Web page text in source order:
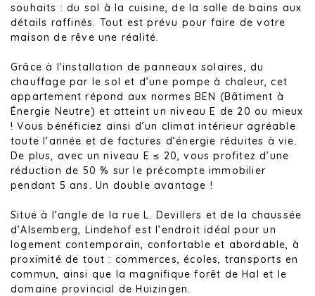
souhaits : du sol à la cuisine, de la salle de bains aux
détails raffinés. Tout est prévu pour faire de votre
maison de rêve une réalité.
Grâce à l’installation de panneaux solaires, du
chauffage par le sol et d’une pompe à chaleur, cet
appartement répond aux normes BEN (Bâtiment à
Énergie Neutre) et atteint un niveau E de 20 ou mieux
! Vous bénéficiez ainsi d’un climat intérieur agréable
toute l’année et de factures d’énergie réduites à vie.
De plus, avec un niveau E ≤ 20, vous profitez d’une
réduction de 50 % sur le précompte immobilier
pendant 5 ans. Un double avantage !
Situé à l’angle de la rue L. Devillers et de la chaussée
d’Alsemberg, Lindehof est l’endroit idéal pour un
logement contemporain, confortable et abordable, à
proximité de tout : commerces, écoles, transports en
commun, ainsi que la magnifique forêt de Hal et le
domaine provincial de Huizingen.